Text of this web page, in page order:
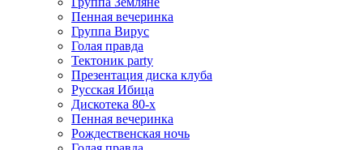
Пенная вечеринка
Группа Вирус
Голая правда
Тектоник party
Презентация диска клуба
Русская Ибица
Дискотека 80-х
Пенная вечеринка
Рождественская ночь